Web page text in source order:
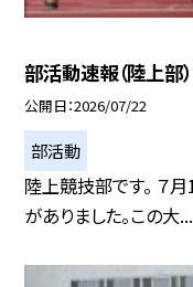
部活動速報（陸上部）
公開日 2026/07/22
部活動
陸上競技部です。 ７
がありました。この大...